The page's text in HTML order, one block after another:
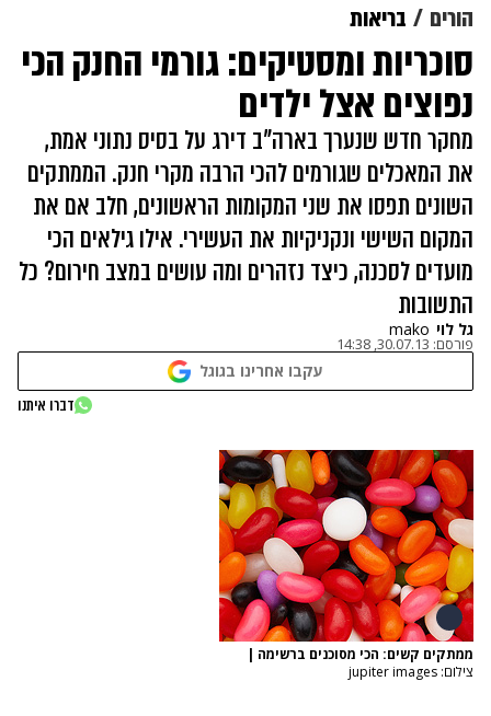
הורים בריאות
סוכריות ומסטיקים: גורמי החנק הכי
נפוצים אצל ילדים
מחקר חדש שנערך בארה"ב דירג על בסיס נתוני אמת,
את המאכלים שגורמים להכי הרבה מקרי חנק. הממתקים
השונים תפסו את שני המקומות הראשונים, חלב אם את
המקום השישי ונקניקיות את העשירי. אילו גילאים הכי
מועדים לסכנה, כיצד נזהרים ומה עושים במצב חירום? כל
התשובות
גל לוי mako
פורסם: 30.07.13, 14:38
עקבו אחרינו בגוגל
דברו איתנו
ממתקים קשים: הכי מסוכנים ברשימה |
צילום: jupiter images